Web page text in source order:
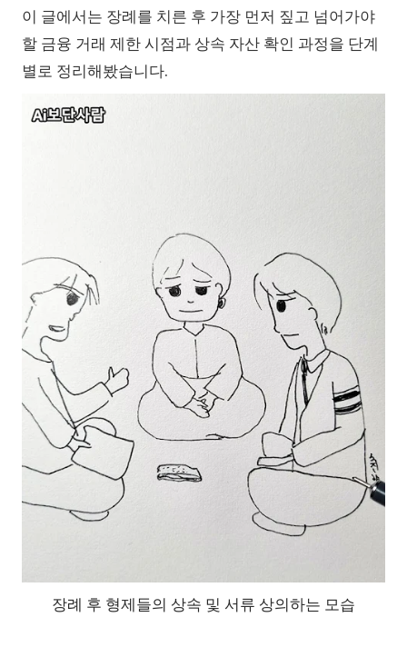
이 글에서는 장례를 치른 후 가장 먼저 짚고 넘어가야
할 금융 거래 제한 시점과 상속 자산 확인 과정을 단계
별로 정리해봤습니다.
장례 후 형제들의 상속 및 서류 상의하는 모습